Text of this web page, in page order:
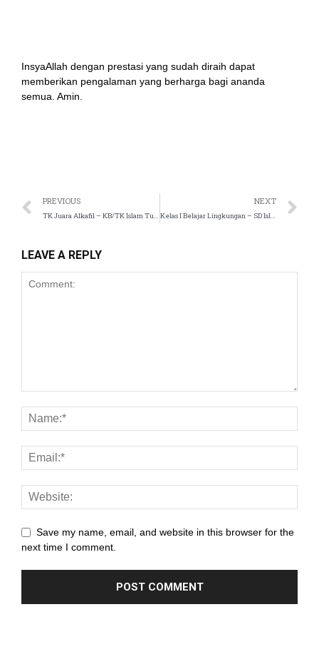
InsyaAllah dengan prestasi yang sudah diraih dapat
memberikan pengalaman yang berharga bagi ananda
semua. Amin.
PREVIOUS
TK Juara Alkafil – KB/TK Islam Tugasku
NEXT
Kelas I Belajar Lingkungan – SD Islam Tugasku
LEAVE A REPLY
Save my name, email, and website in this browser for the
next time I comment.